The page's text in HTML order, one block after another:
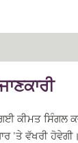
ਗਈ ਕੀਮਤ ਸਿੰਗਲ
'ਤੇ ਵੱਖਰੀ